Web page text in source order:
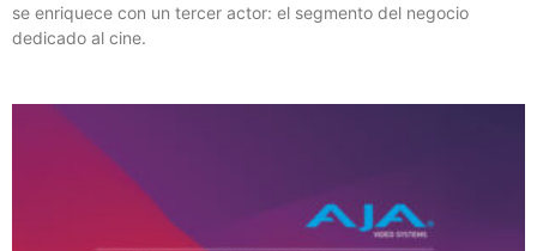
se enriquece con un tercer actor: el segmento del negocio
dedicado al cine.